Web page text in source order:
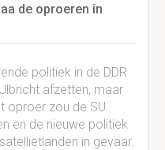
de oproeren in
politiek in de DDR
afzetten, maar
oproer zou de SU
en de nieuwe politiek
in gevaar.